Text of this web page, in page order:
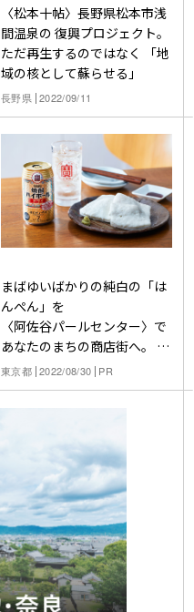
〈松本十帖〉長野県松本市浅
間温泉の 復興プロジェクト。
ただ再生するのではなく 「地
域の核として蘇らせる」
長野県 2022/09/11
まばゆいばかりの純白の「は
んぺん」を
〈阿佐谷パールセンター〉で
あなたのまちの商店街へ。
焼酎ハイボールのアテ探し旅
東京都 2022/08/30 PR